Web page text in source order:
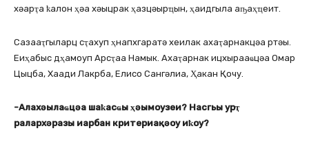
хәарҭа ҟалон ҳәа хәыцрак ҳазцәырҵын, ҳаидгыла аҧаҳҵеит.
Сазааҭгыларц сҭахуп ҳнапхгаратә хеилак ахаҭарнакцәа ртәы.
Еиҳабыс дҳамоуп Арсҭаа Намык. Ахаҭарнак ицхырааҩцәа Омар
Цыцба, Хаади Лакрба, Елисо Сангәлиа, Ҳакан Қочу.
-Алахәылаҩцәа шаҟасҩы ҳәымоузеи? Насгьы урҭ
ралархәразы иарбан критериақәоу иҟоу?